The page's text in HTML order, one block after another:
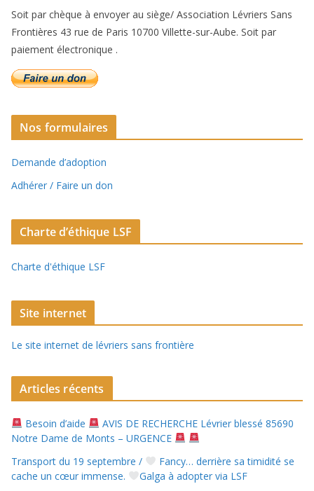
Soit par chèque à envoyer au siège/ Association Lévriers Sans
Frontières 43 rue de Paris 10700 Villette-sur-Aube. Soit par
paiement électronique .
Nos formulaires
Demande d’adoption
Adhérer / Faire un don
Charte d’éthique LSF
Charte d'éthique LSF
Site internet
Le site internet de lévriers sans frontière
Articles récents
Besoin d’aide
AVIS DE RECHERCHE Lévrier blessé 85690
Notre Dame de Monts – URGENCE
Transport du 19 septembre /
Fancy… derrière sa timidité se
cache un cœur immense.
Galga à adopter via LSF